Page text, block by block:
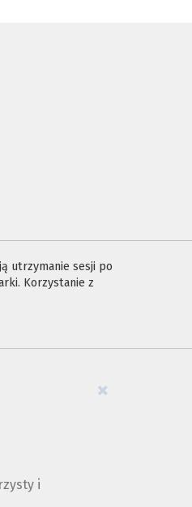
utrzymanie sesji po
Korzystanie z
×
i